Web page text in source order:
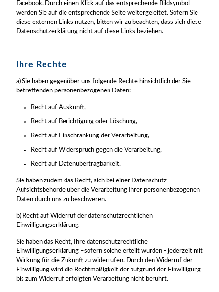
Facebook. Durch einen Klick auf das entsprechende Bildsymbol
werden Sie auf die entsprechende Seite weitergeleitet. Sofern Sie
diese externen Links nutzen, bitten wir zu beachten, dass sich diese
Datenschutzerklärung nicht auf diese Links beziehen.
Ihre Rechte
a) Sie haben gegenüber uns folgende Rechte hinsichtlich der Sie
betreffenden personenbezogenen Daten:
Recht auf Auskunft,
Recht auf Berichtigung oder Löschung,
Recht auf Einschränkung der Verarbeitung,
Recht auf Widerspruch gegen die Verarbeitung,
Recht auf Datenübertragbarkeit.
Sie haben zudem das Recht, sich bei einer Datenschutz-
Aufsichtsbehörde über die Verarbeitung Ihrer personenbezogenen
Daten durch uns zu beschweren.
b) Recht auf Widerruf der datenschutzrechtlichen
Einwilligungserklärung
Sie haben das Recht, Ihre datenschutzrechtliche
Einwilligungserklärung –sofern solche erteilt wurden - jederzeit mit
Wirkung für die Zukunft zu widerrufen. Durch den Widerruf der
Einwilligung wird die Rechtmäßigkeit der aufgrund der Einwilligung
bis zum Widerruf erfolgten Verarbeitung nicht berührt.